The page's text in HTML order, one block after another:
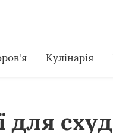
Кулінарія
для